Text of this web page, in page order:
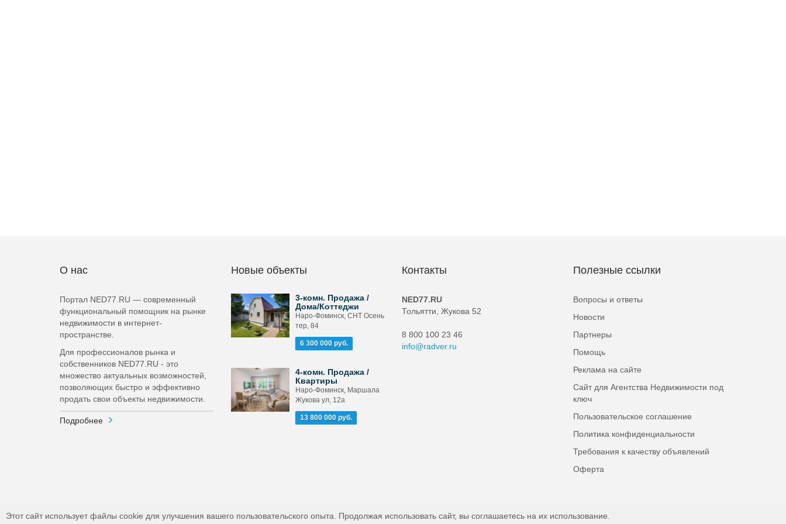
О нас
Портал NED77.RU — современный
функциональный помощник на рынке
недвижимости в интернет-
пространстве.
Для профессионалов рынка и
собственников NED77.RU - это
множество актуальных возможностей,
позволяющих быстро и эффективно
продать свои объекты недвижимости.
Подробнее
Новые объекты
3-комн. Продажа /
Дома/Коттеджи
Наро-Фоминск, СНТ Осень
тер, 84
6 300 000 руб.
4-комн. Продажа /
Квартиры
Наро-Фоминск, Маршала
Жукова ул, 12а
13 800 000 руб.
Контакты
NED77.RU
Тольятти, Жукова 52
8 800 100 23 46
info@radver.ru
Полезные ссылки
Вопросы и ответы
Новости
Партнеры
Помощь
Реклама на сайте
Сайт для Агентства Недвижимости под
ключ
Пользовательское соглашение
Политика конфиденциальности
Требования к качеству объявлений
Оферта
Этот сайт использует файлы cookie для улучшения вашего пользовательского опыта. Продолжая использовать сайт, вы соглашаетесь на их использование.